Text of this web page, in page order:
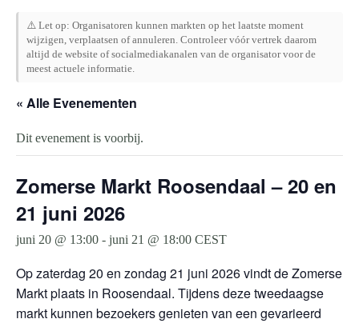
⚠️ Let op: Organisatoren kunnen markten op het laatste moment
wijzigen, verplaatsen of annuleren. Controleer vóór vertrek daarom
altijd de website of socialmediakanalen van de organisator voor de
meest actuele informatie.
« Alle Evenementen
Dit evenement is voorbij.
Zomerse Markt Roosendaal – 20 en
21 juni 2026
juni 20 @ 13:00 - juni 21 @ 18:00 CEST
Op zaterdag 20 en zondag 21 juni 2026 vindt de Zomerse
Markt plaats in Roosendaal. Tijdens deze tweedaagse
markt kunnen bezoekers genieten van een gevarieerd